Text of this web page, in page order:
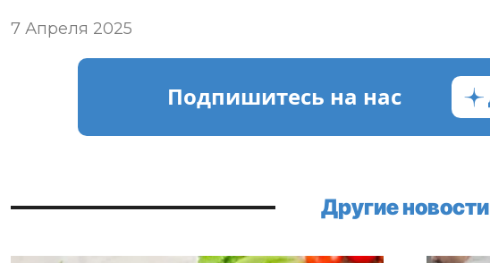
7 Апреля 2025
Подпишитесь на нас
Другие новости